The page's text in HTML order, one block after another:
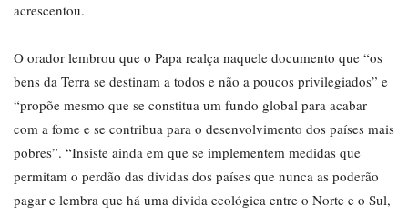
acrescentou.
O orador lembrou que o Papa realça naquele documento que “os
bens da Terra se destinam a todos e não a poucos privilegiados” e
“propõe mesmo que se constitua um fundo global para acabar
com a fome e se contribua para o desenvolvimento dos países mais
pobres”. “Insiste ainda em que se implementem medidas que
permitam o perdão das dividas dos países que nunca as poderão
pagar e lembra que há uma divida ecológica entre o Norte e o Sul,